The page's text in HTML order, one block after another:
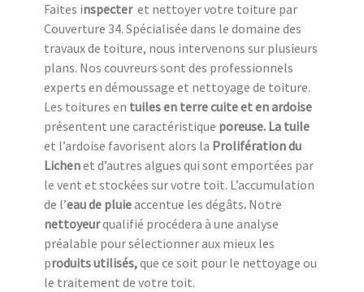
Faites inspecter et nettoyer votre toiture par
Couverture 34. Spécialisée dans le domaine des
travaux de toiture, nous intervenons sur plusieurs
plans. Nos couvreurs sont des professionnels
experts en démoussage et nettoyage de toiture.
Les toitures en tuiles en terre cuite et en ardoise
présentent une caractéristique poreuse. La tuile
et l’ardoise favorisent alors la Prolifération du
Lichenet d’autres algues qui sont emportées par
le vent et stockées sur votre toit. L’accumulation
de l’eau de pluieaccentue les dégâts. Notre
nettoyeurqualifié procédera à une analyse
préalable pour sélectionner aux mieux les
produits utilisés,que ce soit pour le nettoyage ou
le traitement de votre toit.